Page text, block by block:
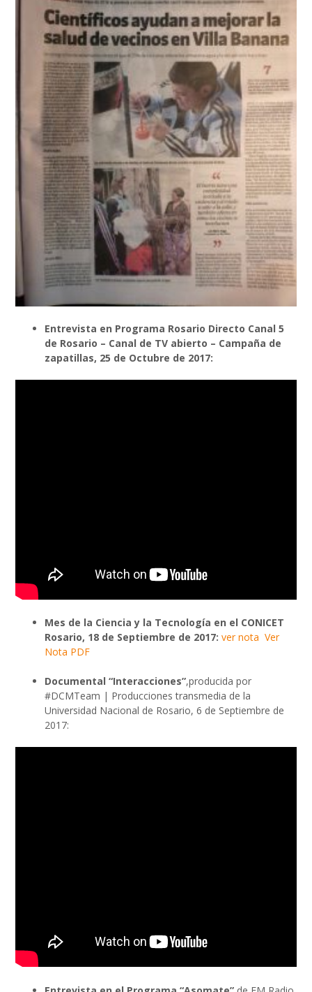
Entrevista en Programa Rosario Directo Canal 5
de Rosario – Canal de TV abierto – Campaña de
zapatillas, 25 de Octubre de 2017:
Mes de la Ciencia y la Tecnología en el CONICET
Rosario, 18 de Septiembre de 2017: ver nota Ver
Nota PDF
Documental “Interacciones”,producida por
#DCMTeam | Producciones transmedia de la
Universidad Nacional de Rosario, 6 de Septiembre de
2017: